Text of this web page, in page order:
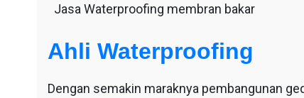
Jasa Waterproofing membran bakar
Ahli Waterproofing
Dengan semakin maraknya pembangunan